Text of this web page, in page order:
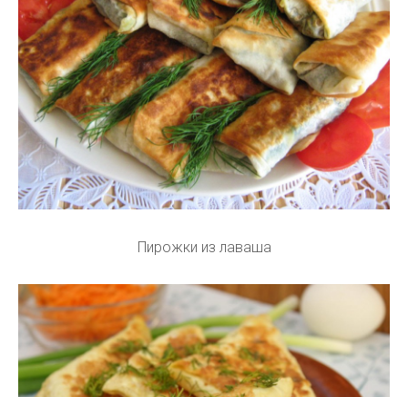
Пирожки из лаваша